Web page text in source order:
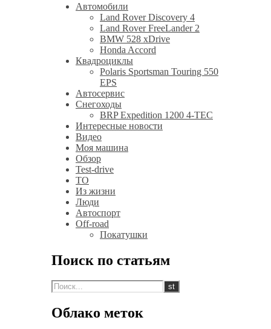
Автомобили
Land Rover Discovery 4
Land Rover FreeLander 2
BMW 528 xDrive
Honda Accord
Квадроциклы
Polaris Sportsman Touring 550
EPS
Автосервис
Снегоходы
BRP Expedition 1200 4-TEC
Интересные новости
Видео
Моя машина
Обзор
Test-drive
ТО
Из жизни
Люди
Автоспорт
Off-road
Покатушки
Поиск по статьям
Облако меток